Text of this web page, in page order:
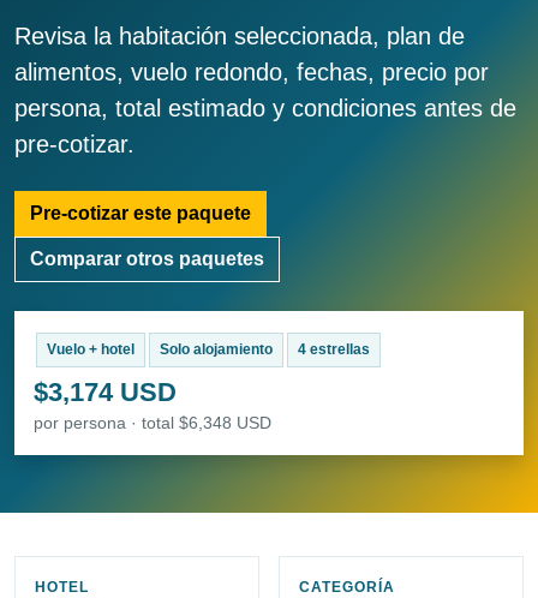
Revisa la habitación seleccionada, plan de
alimentos, vuelo redondo, fechas, precio por
persona, total estimado y condiciones antes de
pre-cotizar.
Pre-cotizar este paquete
Comparar otros paquetes
Vuelo + hotel Solo alojamiento 4 estrellas
$3,174 USD
por persona · total $6,348 USD
HOTEL CATEGORÍA